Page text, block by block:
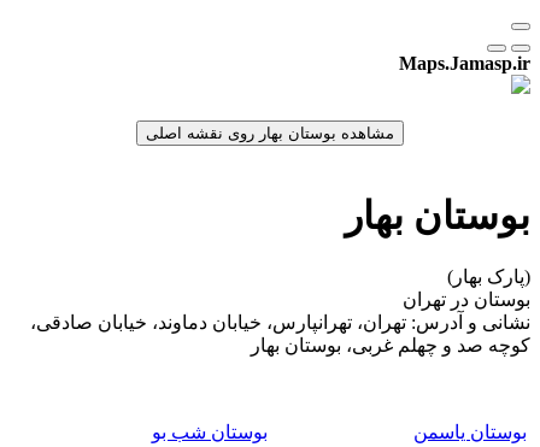
Maps.Jamasp.ir
بوستان بهار
(پارک بهار)
بوستان در تهران
نشانی و آدرس: تهران، تهرانپارس، خیابان دماوند، خیابان صادقی،
کوچه صد و چهلم غربی، بوستان بهار
بوستان یاسمن
بوستان شب بو